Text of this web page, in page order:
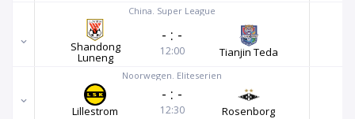
China. Super League
Shandong
Luneng
- : -
12:00 Tianjin Teda
Noorwegen. Eliteserien
Lillestrom
- : -
12:30 Rosenborg